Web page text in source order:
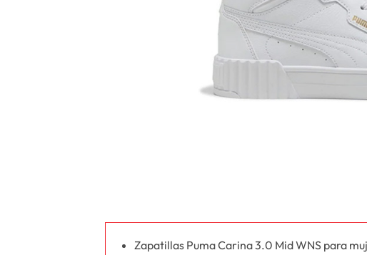
Zapatillas Puma Carina 3.0 Mid WNS para